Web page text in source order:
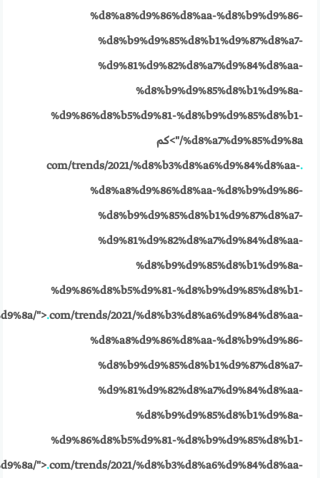
%d8%a8%d9%86%d8%aa-%d8%b9%d9%86-
%d8%b9%d9%85%d8%b1%d9%87%d8%a7-
%d9%81%d9%82%d8%a7%d9%84%d8%aa-
%d8%b9%d9%85%d8%b1%d9%8a-
%d9%86%d8%b5%d9%81-%d8%b9%d9%85%d8%b1-
%d8%a7%d9%85%d9%8a/">كم
.
com/trends/2021/%d8%b3%d8%a6%d9%84%d8%aa-
%d8%a8%d9%86%d8%aa-%d8%b9%d9%86-
%d8%b9%d9%85%d8%b1%d9%87%d8%a7-
%d9%81%d9%82%d8%a7%d9%84%d8%aa-
%d8%b9%d9%85%d8%b1%d9%8a-
%d9%86%d8%b5%d9%81-%d8%b9%d9%85%d8%b1-
">.com/trends/2021/%d8%b3%d8%a6%d9%84%d8%aa-
%d8%a8%d9%86%d8%aa-%d8%b9%d9%86-
%d8%b9%d9%85%d8%b1%d9%87%d8%a7-
%d9%81%d9%82%d8%a7%d9%84%d8%aa-
%d8%b9%d9%85%d8%b1%d9%8a-
%d9%86%d8%b5%d9%81-%d8%b9%d9%85%d8%b1-
">.com/trends/2021/%d8%b3%d8%a6%d9%84%d8%aa-